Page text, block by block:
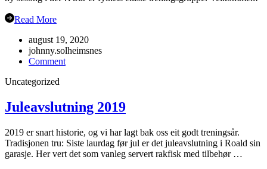
Read More
august 19, 2020
johnny.solheimsnes
Commenton
Uncategorized
Juleavslutning 2019
2019 er snart historie, og vi har lagt bak oss eit godt treningsår.
Tradisjonen tru: Siste laurdag før jul er det juleavslutning i Roald sin
garasje. Her vert det som vanleg servert rakfisk med tilbehør …